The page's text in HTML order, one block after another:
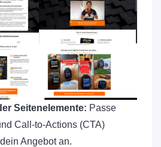
Seitenelemente: Passe
Call-to-Actions (CTA)
Angebot an.